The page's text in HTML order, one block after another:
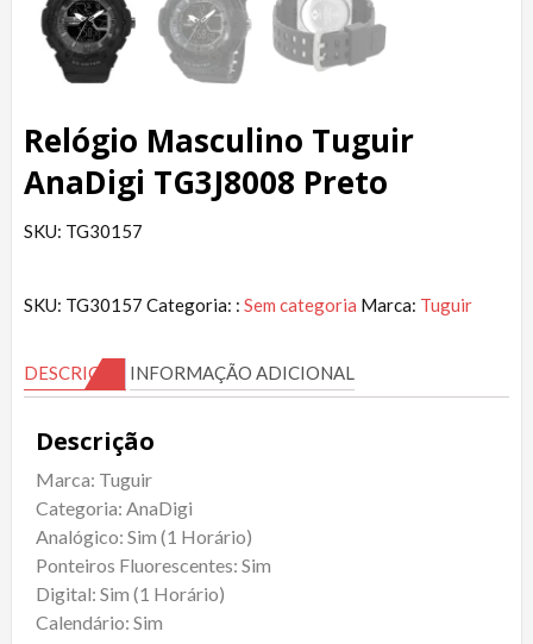
Relógio Masculino Tuguir
AnaDigi TG3J8008 Preto
SKU: TG30157
SKU: TG30157 Categoria: : Sem categoria Marca: Tuguir
DESCRIÇÃO INFORMAÇÃO ADICIONAL
Descrição
Marca: Tuguir
Categoria: AnaDigi
Analógico: Sim (1 Horário)
Ponteiros Fluorescentes: Sim
Digital: Sim (1 Horário)
Calendário: Sim